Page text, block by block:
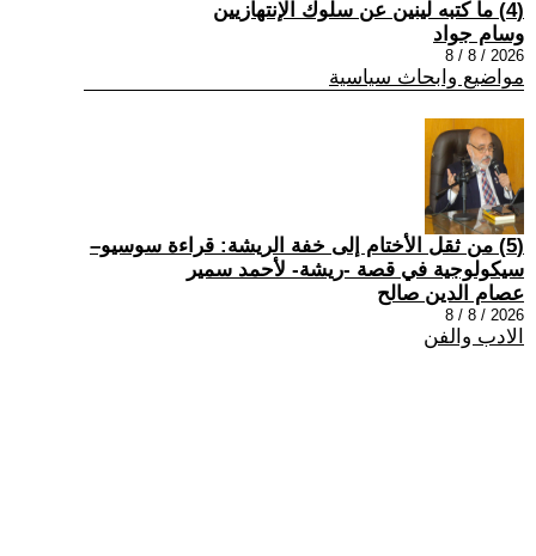
(4) ما كتبه لينين عن سلوك الإنتهازيين
وسام جواد
2026 / 8 / 8
مواضيع وابحاث سياسية
(5) من ثقل الأختام إلى خفة الريشة: قراءة سوسيو–
سيكولوجية في قصة -ريشة- لأحمد سمير
عصام الدين صالح
2026 / 8 / 8
الادب والفن